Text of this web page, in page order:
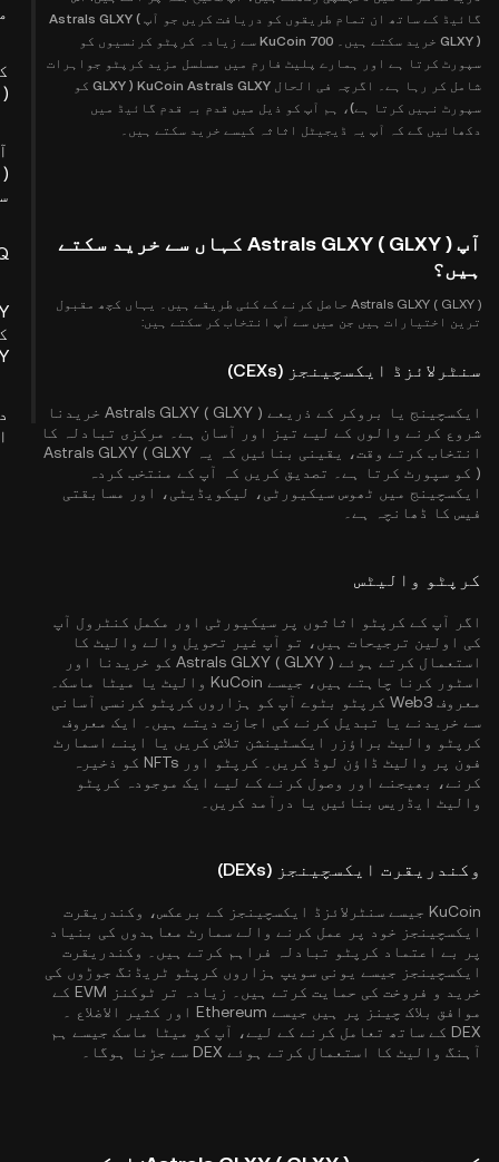
گائیڈ کے ساتھ ان تمام طریقوں کو دریافت کریں جو آپ Astrals GLXY (
GLXY ) خرید سکتے ہیں۔ KuCoin 700 سے زیادہ کرپٹو کرنسیوں کو
سپورٹ کرتا ہے اور ہمارے پلیٹ فارم میں مسلسل مزید کرپٹو جواہرات
شامل کر رہا ہے۔ اگرچہ فی الحال KuCoin Astrals GLXY ( GLXY کو
سپورٹ نہیں کرتا ہے)، ہم آپ کو ذیل میں قدم بہ قدم گائیڈ میں
دکھائیں گے کہ آپ یہ ڈیجیٹل اثاثہ کیسے خرید سکتے ہیں۔
آپ Astrals GLXY ( GLXY ) کہاں سے خرید سکتے
ہیں؟
Astrals GLXY ( GLXY ) حاصل کرنے کے کئی طریقے ہیں۔ یہاں کچھ مقبول
ترین اختیارات ہیں جن میں سے آپ انتخاب کر سکتے ہیں:
سنٹرلائزڈ ایکسچینجز (CEXs)
ایکسچینج یا بروکر کے ذریعے Astrals GLXY ( GLXY ) خریدنا
شروع کرنے والوں کے لیے تیز اور آسان ہے۔ مرکزی تبادلہ کا
انتخاب کرتے وقت، یقینی بنائیں کہ یہ Astrals GLXY ( GLXY
) کو سپورٹ کرتا ہے۔ تصدیق کریں کہ آپ کے منتخب کردہ
ایکسچینج میں ٹھوس سیکیورٹی، لیکویڈیٹی، اور مسابقتی
فیس کا ڈھانچہ ہے۔
کرپٹو والیٹس
اگر آپ کے کرپٹو اثاثوں پر سیکیورٹی اور مکمل کنٹرول آپ
کی اولین ترجیحات ہیں، تو آپ غیر تحویل والے والیٹ کا
استعمال کرتے ہوئے Astrals GLXY ( GLXY ) کو خریدنا اور
اسٹور کرنا چاہتے ہیں، جیسے KuCoin والیٹ
یا میٹا ماسک۔
معروف Web3 کرپٹو بٹوے آپ کو ہزاروں کرپٹو کرنسی آسانی
سے خریدنے یا تبدیل کرنے کی اجازت دیتے ہیں۔ ایک معروف
کرپٹو والیٹ براؤزر ایکسٹینشن تلاش کریں یا اپنے اسمارٹ
فون پر والیٹ ڈاؤن لوڈ کریں۔ کرپٹو اور NFTs کو ذخیرہ
کرنے، بھیجنے اور وصول کرنے کے لیے ایک موجودہ کرپٹو
والیٹ ایڈریس بنائیں یا درآمد کریں۔
وکندریقرت ایکسچینجز (DEXs)
KuCoin جیسے سنٹرلائزڈ ایکسچینجز کے برعکس، وکندریقرت
ایکسچینجز خود پر عمل کرنے والے سمارٹ معاہدوں کی بنیاد
پر بے اعتماد کرپٹو تبادلہ فراہم کرتے ہیں۔ وکندریقرت
ایکسچینجز جیسے یونی سویپ ہزاروں کرپٹو ٹریڈنگ جوڑوں کی
خرید و فروخت کی حمایت کرتے ہیں۔ زیادہ تر ٹوکنز EVM کے
موافق بلاک چینز پر ہیں جیسے Ethereum اور کثیر الاضلاع
DEX کے ساتھ تعامل کرنے کے لیے، آپ کو میٹا ماسک جیسے ہم
آہنگ والیٹ کا استعمال کرتے ہوئے DEX سے جڑنا ہوگا۔
)